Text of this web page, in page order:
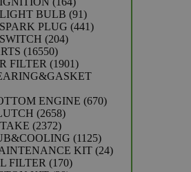
producten
BULB 9191
producten
PLUG 441441
204204
1655016550
producten
FILTER 19011901
producten
ENGINE 670670
26582658
23722372
producten
11251125
producten
KIT 2424
FILTER 170170